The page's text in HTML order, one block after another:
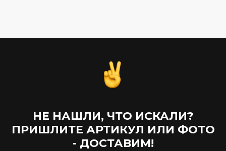
НЕ НАШЛИ, ЧТО ИСКАЛИ?
ПРИШЛИТЕ АРТИКУЛ ИЛИ ФОТО
- ДОСТАВИМ!